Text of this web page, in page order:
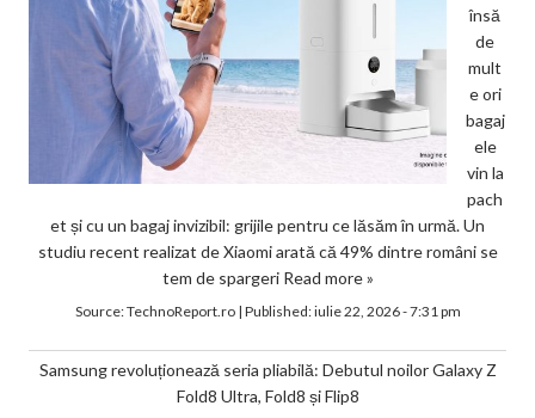
însă
de
mult
e ori
bagaj
ele
vin la
pach
et și cu un bagaj invizibil: grijile pentru ce lăsăm în urmă. Un
studiu recent realizat de Xiaomi arată că 49% dintre români se
tem de spargeri Read more »
Source:TechnoReport.ro| Published:iulie 22, 2026 - 7:31 pm
Samsung revoluționează seria pliabilă: Debutul noilor Galaxy Z
Fold8 Ultra, Fold8 și Flip8